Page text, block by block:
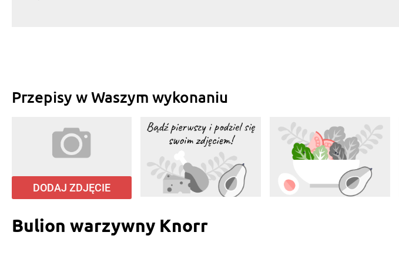
Przepisy w Waszym wykonaniu
DODAJ ZDJĘCIE
Bulion warzywny Knorr